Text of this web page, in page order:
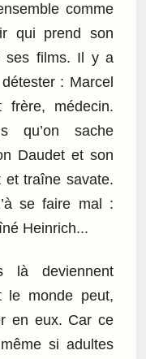
comme
qui prend son
ses films. Il y a
: Marcel
médecin.
qu’on sache
Daudet et son
et traîne savate.
se faire mal :
Heinrich...
là deviennent
le monde peut,
en eux. Car ce
si adultes